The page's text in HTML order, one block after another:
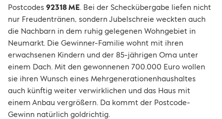
Postcodes 92318 ME. Bei der Scheckübergabe liefen nicht
nur Freudentränen, sondern Jubelschreie weckten auch
die Nachbarn in dem ruhig gelegenen Wohngebiet in
Neumarkt. Die Gewinner-Familie wohnt mit ihren
erwachsenen Kindern und der 85-jährigen Oma unter
einem Dach. Mit den gewonnenen 700.000 Euro wollen
sie ihren Wunsch eines Mehrgenerationenhaushaltes
auch künftig weiter verwirklichen und das Haus mit
einem Anbau vergrößern. Da kommt der Postcode-
Gewinn natürlich goldrichtig.